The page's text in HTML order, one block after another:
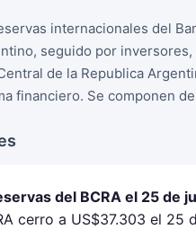
internacionales del
seguido por
de la Republica
financiero. Se componen
del BCRA el 25 de
cerro a US$37.303 el